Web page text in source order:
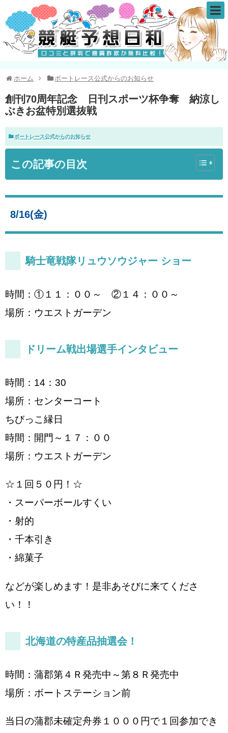
ホーム ボートレース公式からのお知らせ
創刊70周年記念 日刊スポーツ杯争奪 納涼し
ぶきお盆特別選抜戦
ボートレース公式からのお知らせ
この記事の目次
8/16(金)
騎士竜戦隊リュウソウジャー ショー
時間：①１１：００～ ②１４：００～
場所：ウエストガーデン
ドリーム戦出場選手インタビュー
時間：14：30
場所：センターコート
ちびっこ縁日
時間：開門～１７：００
場所：ウエストガーデン
☆１回５０円！☆
・スーパーボールすくい
・射的
・千本引き
・綿菓子
などが楽しめます！是非あそびに来てくださ
い！！
北海道の特産品抽選会！
時間：蒲郡第４Ｒ発売中～第８Ｒ発売中
場所：ボートステーション前
当日の蒲郡未確定舟券１０００円で１回参加でき